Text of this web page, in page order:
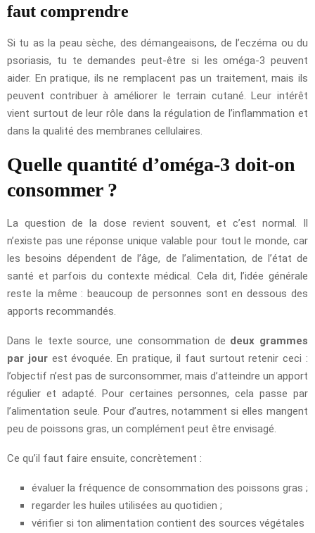
faut comprendre
Si tu as la peau sèche, des démangeaisons, de l’eczéma ou du
psoriasis, tu te demandes peut-être si les oméga-3 peuvent
aider. En pratique, ils ne remplacent pas un traitement, mais ils
peuvent contribuer à améliorer le terrain cutané. Leur intérêt
vient surtout de leur rôle dans la régulation de l’inflammation et
dans la qualité des membranes cellulaires.
Quelle quantité d’oméga-3 doit-on
consommer ?
La question de la dose revient souvent, et c’est normal. Il
n’existe pas une réponse unique valable pour tout le monde, car
les besoins dépendent de l’âge, de l’alimentation, de l’état de
santé et parfois du contexte médical. Cela dit, l’idée générale
reste la même : beaucoup de personnes sont en dessous des
apports recommandés.
Dans le texte source, une consommation de deux grammes
par jourest évoquée. En pratique, il faut surtout retenir ceci :
l’objectif n’est pas de surconsommer, mais d’atteindre un apport
régulier et adapté. Pour certaines personnes, cela passe par
l’alimentation seule. Pour d’autres, notamment si elles mangent
peu de poissons gras, un complément peut être envisagé.
Ce qu’il faut faire ensuite, concrètement :
évaluer la fréquence de consommation des poissons gras ;
regarder les huiles utilisées au quotidien ;
vérifier si ton alimentation contient des sources végétales